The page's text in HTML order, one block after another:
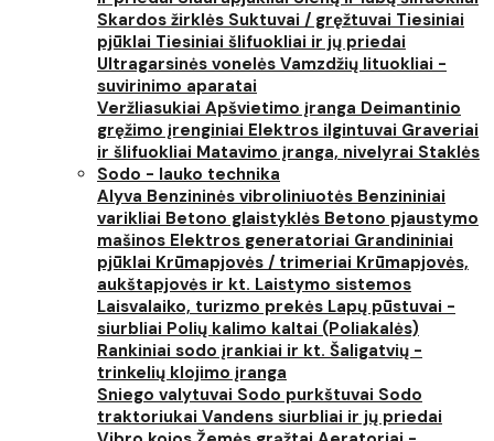
Skardos žirklės Suktuvai / gręžtuvai Tiesiniai
pjūklai Tiesiniai šlifuokliai ir jų priedai
Ultragarsinės vonelės Vamzdžių lituokliai -
suvirinimo aparatai
Veržliasukiai Apšvietimo įranga Deimantinio
gręžimo įrenginiai Elektros ilgintuvai Graveriai
ir šlifuokliai Matavimo įranga, nivelyrai Staklės
Sodo - lauko technika
Alyva Benzininės vibroliniuotės Benzininiai
varikliai Betono glaistyklės Betono pjaustymo
mašinos Elektros generatoriai Grandininiai
pjūklai Krūmapjovės / trimeriai Krūmapjovės,
aukštapjovės ir kt. Laistymo sistemos
Laisvalaiko, turizmo prekės Lapų pūstuvai -
siurbliai Polių kalimo kaltai (Poliakalės)
Rankiniai sodo įrankiai ir kt. Šaligatvių -
trinkelių klojimo įranga
Sniego valytuvai Sodo purkštuvai Sodo
traktoriukai Vandens siurbliai ir jų priedai